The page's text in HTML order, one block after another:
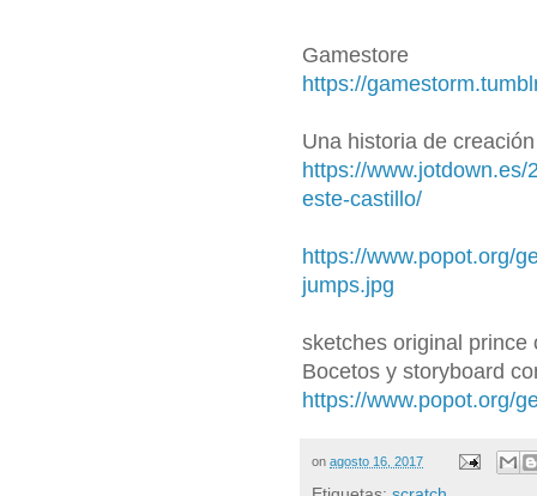
Gamestore
https://
Una historia de
https://
este-castillo/
https://www.popot.org/
jumps.jpg
sketches original prince
Bocetos y storyboard
https://www.popot.org/
on agosto 16, 2017